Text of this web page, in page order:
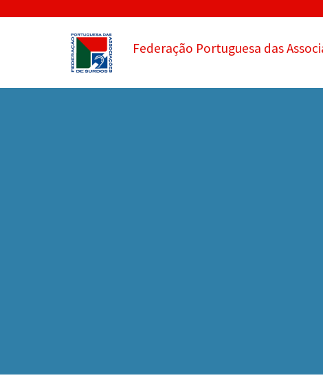
Federação Portuguesa das